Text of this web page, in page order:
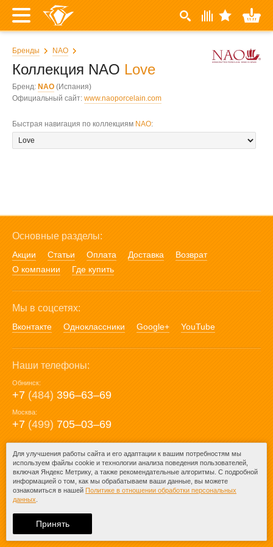
Бренды NAO
Коллекция NAO Love
Бренд: NAO (Испания)
Официальный сайт: www.naoporcelain.com
Быстрая навигация по коллекциям NAO:
Основные разделы:
Акции Статьи Оплата Доставка
Возврат
О компании
Где купить
Мы в соцсетях:
Вконтакте Одноклассники Google+ YouTube
Наши телефоны:
Обнинск:
+7 (484) 396‒63‒69
Москва:
+7 (499) 705‒03‒69
E-mail:
mail@posuda40.ru
При любом копировании информации
ссылка на
Для улучшения работы сайта и его адаптации к вашим потребностям мы
используем файлы cookie и технологии анализа поведения пользователей,
включая Яндекс Метрику, а также рекомендательные алгоритмы. С подробной
информацией о том, как мы обрабатываем ваши данные, вы можете
ознакомиться в нашей Политике в отношении обработки персональных
данных
Принять